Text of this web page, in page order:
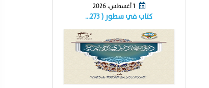
1 أغسطس، 2026
كتاب في سطور ( ٢٧٣…